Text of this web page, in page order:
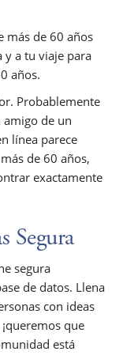
más de 60 años
y a tu viaje para
años.
Probablemente
de un
línea parece
de 60 años,
exactamente
Segura
segura
de datos. Llena
con ideas
que
está